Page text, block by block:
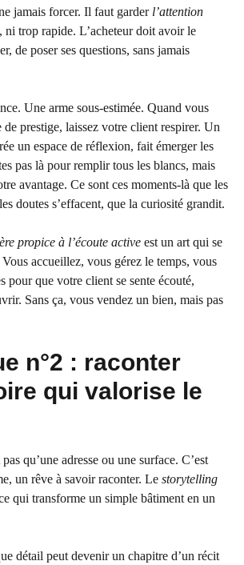
jamais forcer. Il faut garder l’attention
ni trop rapide. L’acheteur doit avoir le
de poser ses questions, sans jamais
Une arme sous-estimée. Quand vous
de prestige, laissez votre client respirer. Un
un espace de réflexion, fait émerger les
pas là pour remplir tous les blancs, mais
avantage. Ce sont ces moments-là que les
doutes s’effacent, que la curiosité grandit.
propice à l’écoute active est un art qui se
accueillez, vous gérez le temps, vous
pour que votre client se sente écouté,
Sans ça, vous vendez un bien, mais pas
n°2 : raconter
qui valorise le
qu’une adresse ou une surface. C’est
un rêve à savoir raconter. Le storytelling
qui transforme un simple bâtiment en un
détail peut devenir un chapitre d’un récit